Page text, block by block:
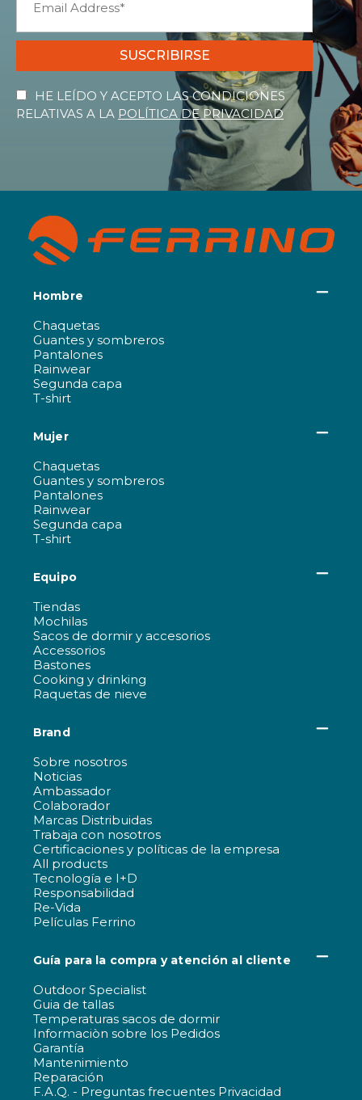
SUSCRIBIRSE
HE LEÍDO Y ACEPTO LAS CONDICIONES
RELATIVAS A LA POLÍTICA DE PRIVACIDAD
Hombre
Chaquetas
Guantes y sombreros
Pantalones
Rainwear
Segunda capa
T-shirt
Mujer
Chaquetas
Guantes y sombreros
Pantalones
Rainwear
Segunda capa
T-shirt
Equipo
Tiendas
Mochilas
Sacos de dormir y accesorios
Accessorios
Bastones
Cooking y drinking
Raquetas de nieve
Brand
Sobre nosotros
Noticias
Ambassador
Colaborador
Marcas Distribuidas
Trabaja con nosotros
Certificaciones y políticas de la empresa
All products
Tecnología e I+D
Responsabilidad
Re-Vida
Películas Ferrino
Guía para la compra y atención al cliente
Outdoor Specialist
Guia de tallas
Temperaturas sacos de dormir
Informaciòn sobre los Pedidos
Garantía
Mantenimiento
Reparación
F.A.Q. - Preguntas frecuentes Privacidad